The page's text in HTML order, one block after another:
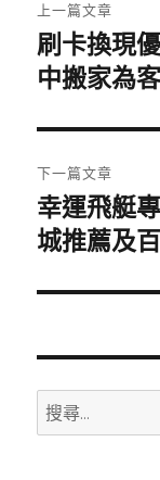
章
導
覽
上一篇文章
上
一
文
章:
刷卡換現
中搬家為
下一篇文章
下
一
文
幸運飛艇
城推薦及
搜
尋